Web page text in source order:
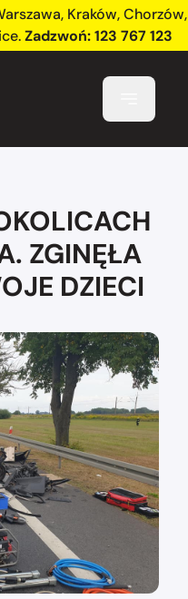
, Kraków,Chorzów,
.Zadzwoń:123 767 123
ZGINĘŁA
DZIECI